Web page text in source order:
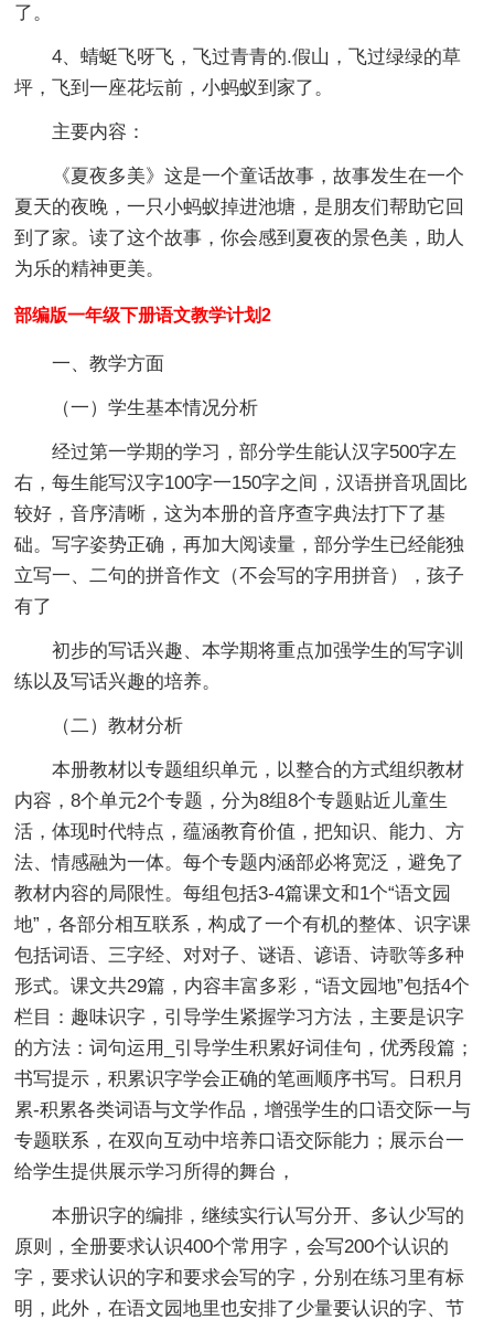
了。
4、蜻蜓飞呀飞，飞过青青的.假山，飞过绿绿的草
坪，飞到一座花坛前，小蚂蚁到家了。
主要内容：
《夏夜多美》这是一个童话故事，故事发生在一个
夏天的夜晚，一只小蚂蚁掉进池塘，是朋友们帮助它回
到了家。读了这个故事，你会感到夏夜的景色美，助人
为乐的精神更美。
部编版一年级下册语文教学计划2
一、教学方面
（一）学生基本情况分析
经过第一学期的学习，部分学生能认汉字500字左
右，每生能写汉字100字一150字之间，汉语拼音巩固比
较好，音序清晰，这为本册的音序查字典法打下了基
础。写字姿势正确，再加大阅读量，部分学生已经能独
立写一、二句的拼音作文（不会写的字用拼音），孩子
有了
初步的写话兴趣、本学期将重点加强学生的写字训
练以及写话兴趣的培养。
（二）教材分析
本册教材以专题组织单元，以整合的方式组织教材
内容，8个单元2个专题，分为8组8个专题贴近儿童生
活，体现时代特点，蕴涵教育价值，把知识、能力、方
法、情感融为一体。每个专题内涵部必将宽泛，避免了
教材内容的局限性。每组包括3-4篇课文和1个“语文园
地”，各部分相互联系，构成了一个有机的整体、识字课
包括词语、三字经、对对子、谜语、谚语、诗歌等多种
形式。课文共29篇，内容丰富多彩，“语文园地”包括4个
栏目：趣味识字，引导学生紧握学习方法，主要是识字
的方法：词句运用_引导学生积累好词佳句，优秀段篇；
书写提示，积累识字学会正确的笔画顺序书写。日积月
累-积累各类词语与文学作品，增强学生的口语交际一与
专题联系，在双向互动中培养口语交际能力；展示台一
给学生提供展示学习所得的舞台，
本册识字的编排，继续实行认写分开、多认少写的
原则，全册要求认识400个常用字，会写200个认识的
字，要求认识的字和要求会写的字，分别在练习里有标
明，此外，在语文园地里也安排了少量要认识的字、节